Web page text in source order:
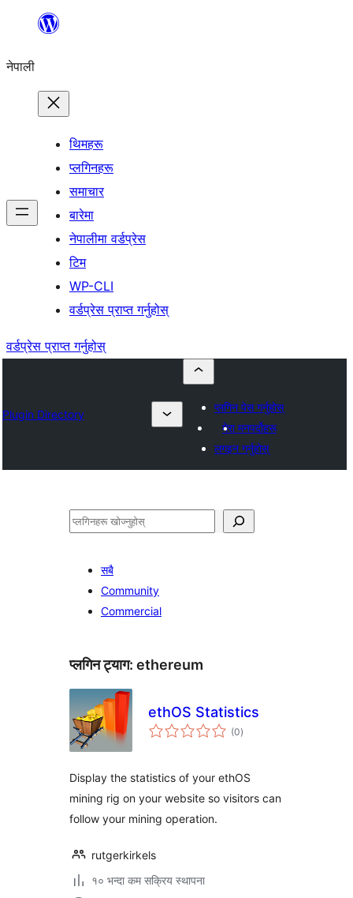
सामग्रीमा
नेपाली
थिमहरू
प्लगिनहरू
समाचार
बारेमा
नेपालीमा वर्डप्रेस
टिम
WP-CLI
वर्डप्रेस प्राप्त गर्नुहोस्
वर्डप्रेस प्राप्त गर्नुहोस्
Plugin Directory
प्लगिन पेस गर्नुहोस्
मेरा मनपर्दोहरू
लगइन गर्नुहोस्
खोज्नुहोस्
सबै
Community
Commercial
प्लगिन ट्याग: ethereum
ethOS Statistics
(0कुल
रेटिङ्गहरू
)
Display the statistics of your ethOS
mining rig on your website so visitors can
follow your mining operation.
rutgerkirkels
१० भन्दा कम सक्रिय स्थापना